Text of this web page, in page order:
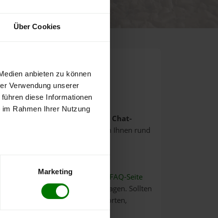
Über Cookies
anbieten zu können
Verwendung unserer
diese Informationen
Rahmen Ihrer Nutzung
Marketing
digitale Chat-
. Bei Fragen stehe ich Ihnen rund
Alternativ finden Sie auf unserer FAQ-Seite
Antworten auf häufig gestellte Fragen. Sollten
wir Ihre Frage dort nicht beantworten,